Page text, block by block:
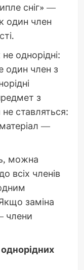
сніг» —
один член
однорідні:
один член з
з
ставляться:
—
можна
всіх членів
заміна
члени